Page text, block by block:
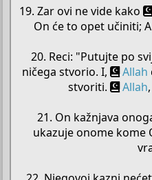
19. Zar ovi ne vide kako
On će to opet učiniti;
20. Reci: "Putujte po
ničega stvorio. I,
Allah
stvoriti.
Allah
21. On kažnjava
ukazuje onome kome